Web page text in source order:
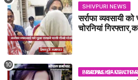
SHIVPURI NEWS
सर्राफा व्यवसायी
चोरनियां
BHOPAL SAMACHAR | NO 1 HINDI NEWS PORTAL OF CENTRAL INDIA (MADHYA PRADESH)